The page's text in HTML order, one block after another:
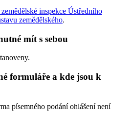
inspekce Ústředního
zemědělského.
mít s sebou
formuláře a kde jsou k
písemného podání ohlášení není